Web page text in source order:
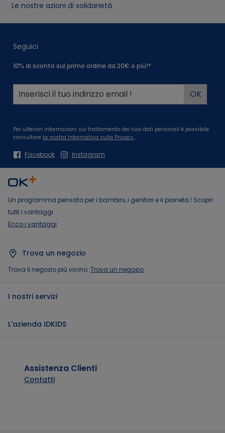
Le nostre azioni di solidarietà
Seguici
10% di sconto sul primo ordine da 20€ o più!*
Per ulteriori informazioni sul trattamento dei tuoi dati personali è possibile
consultare la nostra Informativa sulla Privacy.
Facebook Instagram
Un programma pensato per i bambini, i genitori e il pianeta ! Scopri
tutti i vantaggi
Ecco i vantaggi
Trova un negozio
Trova il negozio più vicino. Trova un negozio
I nostri servizi
L'azienda IDKIDS
Assistenza Clienti
Contatti